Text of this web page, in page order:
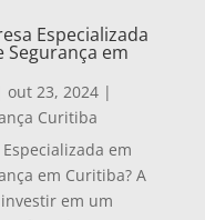
Especializada
Segurança em
out 23, 2024|
Curitiba
em
em Curitiba? A
em um